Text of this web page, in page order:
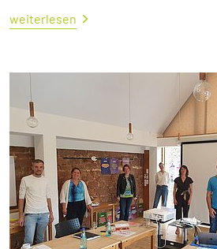
weiterlesen